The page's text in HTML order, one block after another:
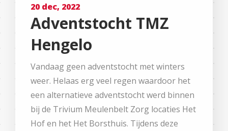
20 dec, 2022
Adventstocht TMZ
Hengelo
Vandaag geen adventstocht met winters
weer. Helaas erg veel regen waardoor het
een alternatieve adventstocht werd binnen
bij de Trivium Meulenbelt Zorg locaties Het
Hof en het Het Borsthuis. Tijdens deze